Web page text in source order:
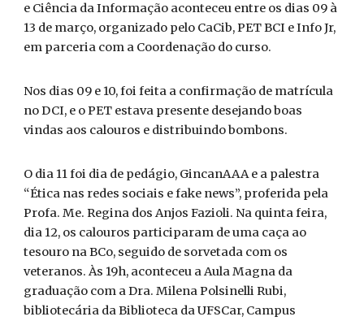
e Ciência da Informação aconteceu entre os dias 09 à
13 de março, organizado pelo CaCib, PET BCI e Info Jr,
em parceria com a Coordenação do curso.
Nos dias 09 e 10, foi feita a confirmação de matrícula
no DCI, e o PET estava presente desejando boas
vindas aos calouros e distribuindo bombons.
O dia 11 foi dia de pedágio, GincanAAA e a palestra
“Ética nas redes sociais e fake news”, proferida pela
Profa. Me. Regina dos Anjos Fazioli. Na quinta feira,
dia 12, os calouros participaram de uma caça ao
tesouro na BCo, seguido de sorvetada com os
veteranos. Às 19h, aconteceu a Aula Magna da
graduação com a Dra. Milena Polsinelli Rubi,
bibliotecária da Biblioteca da UFSCar, Campus